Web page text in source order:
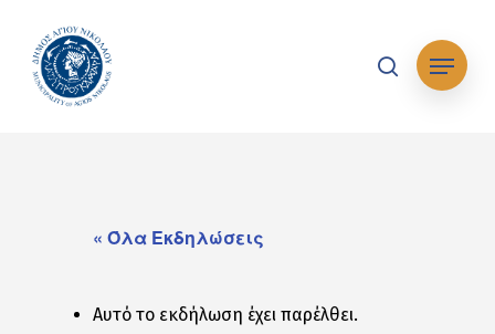
main
content
searchΜενού
« Όλα Εκδηλώσεις
Αυτό το εκδήλωση έχει παρέλθει.